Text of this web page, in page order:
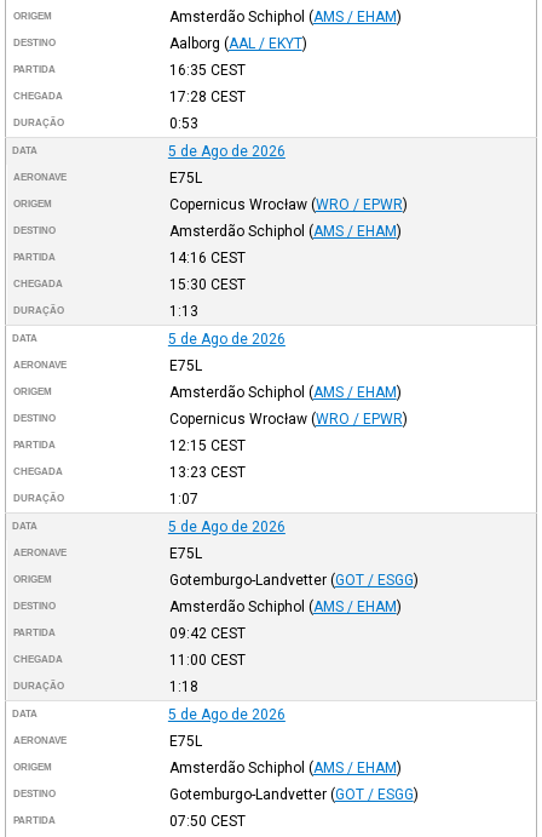
ORIGEM Amsterdão Schiphol (AMS / EHAM)
DESTINO Aalborg (AAL / EKYT)
PARTIDA 16:35 CEST
CHEGADA 17:28 CEST
DURAÇÃO 0:53
DATA 5 de Ago de 2026
AERONAVE E75L
ORIGEM Copernicus Wrocław (WRO / EPWR)
DESTINO Amsterdão Schiphol (AMS / EHAM)
PARTIDA 14:16 CEST
CHEGADA 15:30 CEST
DURAÇÃO 1:13
DATA 5 de Ago de 2026
AERONAVE E75L
ORIGEM Amsterdão Schiphol (AMS / EHAM)
DESTINO Copernicus Wrocław (WRO / EPWR)
PARTIDA 12:15 CEST
CHEGADA 13:23 CEST
DURAÇÃO 1:07
DATA 5 de Ago de 2026
AERONAVE E75L
ORIGEM Gotemburgo-Landvetter (GOT / ESGG)
DESTINO Amsterdão Schiphol (AMS / EHAM)
PARTIDA 09:42 CEST
CHEGADA 11:00 CEST
DURAÇÃO 1:18
DATA 5 de Ago de 2026
AERONAVE E75L
ORIGEM Amsterdão Schiphol (AMS / EHAM)
DESTINO Gotemburgo-Landvetter (GOT / ESGG)
PARTIDA 07:50 CEST